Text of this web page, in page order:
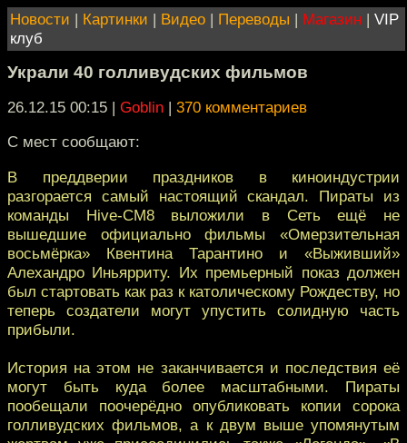
Новости | Картинки | Видео | Переводы | Магазин | VIP
клуб
Украли 40 голливудских фильмов
26.12.15 00:15 | Goblin | 370 комментариев
С мест сообщают:
В преддверии праздников в киноиндустрии
разгорается самый настоящий скандал. Пираты из
команды Hive-CM8 выложили в Сеть ещё не
вышедшие официально фильмы «Омерзительная
восьмёрка» Квентина Тарантино и «Выживший»
Алехандро Иньярриту. Их премьерный показ должен
был стартовать как раз к католическому Рождеству, но
теперь создатели могут упустить солидную часть
прибыли.
История на этом не заканчивается и последствия её
могут быть куда более масштабными. Пираты
пообещали поочерёдно опубликовать копии сорока
голливудских фильмов, а к двум выше упомянутым